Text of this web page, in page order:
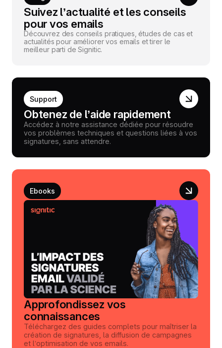
Suivez l’actualité et les conseils
pour vos emails
Découvrez des conseils pratiques, études de cas et
actualités pour améliorer vos emails et tirer le
meilleur parti de Signitic.
Support
Obtenez de l’aide rapidement
Accédez à notre assistance dédiée pour résoudre
vos problèmes techniques et questions liées à vos
signatures, sans attendre.
Ebooks
Approfondissez vos
connaissances
Téléchargez des guides complets pour maîtriser la
création de signatures, la diffusion de campagnes
et l’optimisation de vos emails.